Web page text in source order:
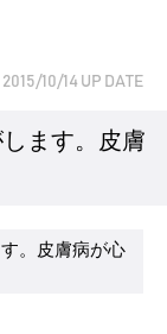
2015/10/14 UP DATE
ます。皮膚
。皮膚病が心